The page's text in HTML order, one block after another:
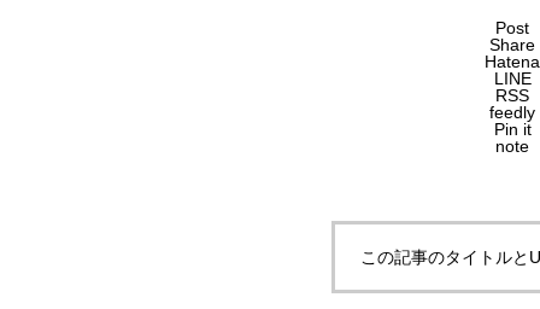
Post
Share
Hatena
LINE
RSS
feedly
Pin it
note
この記事のタイトルと